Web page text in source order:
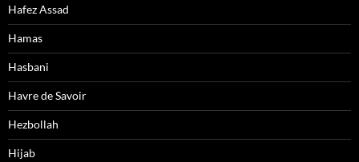
Hafez Assad
Hamas
Hasbani
Havre de Savoir
Hezbollah
Hijab